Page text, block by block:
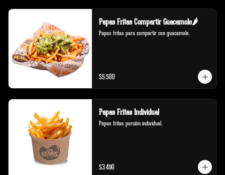
Papas Fritas Compartir Guacamole🌶️
Papas fritas para compartir con guacamole.
$5.500
Papas Fritas Individual
Papas fritas porción individual.
$3.490